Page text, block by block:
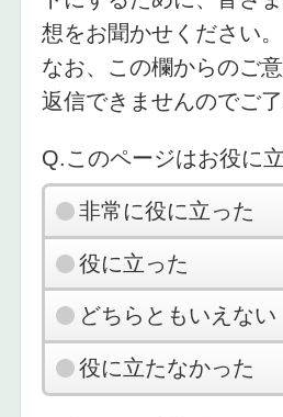
想をお聞かせください。
なお、この欄からのご
返信できませんのでご了
Q.このページはお役に
非常に役に立った
役に立った
どちらともいえない
役に立たなかった